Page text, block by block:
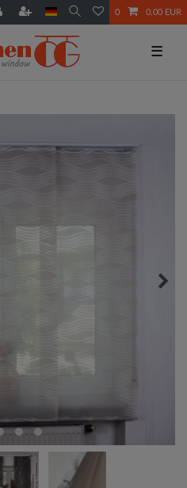
0 0,00 EUR
☰